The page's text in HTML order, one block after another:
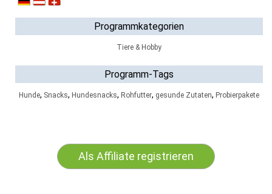
Programmkategorien
Tiere & Hobby
Programm-Tags
Hunde, Snacks, Hundesnacks, Rohfutter, gesunde Zutaten, Probierpakete
Als Affiliate registrieren